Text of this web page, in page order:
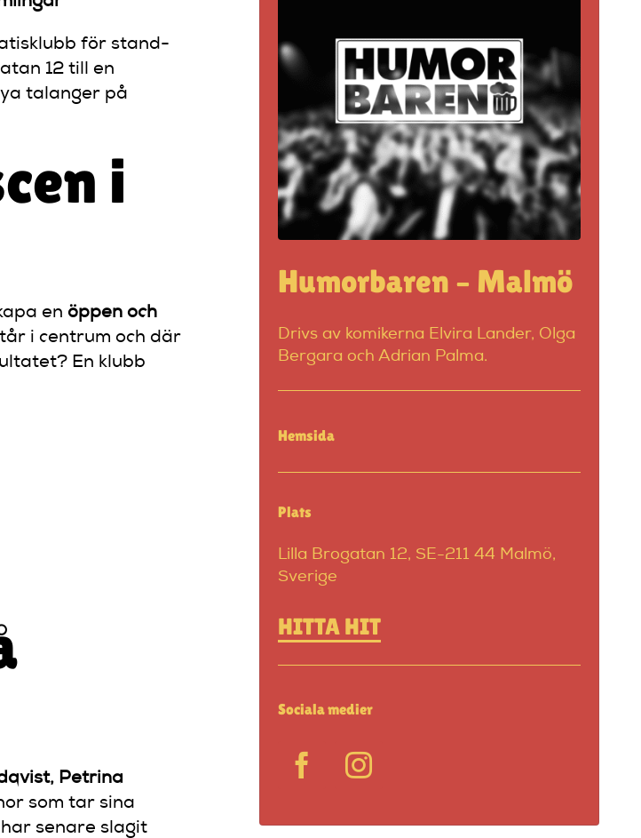
för stand-
12 till en
talanger på
i
en öppen och
i centrum och där
En klubb
Petrina
som tar sina
senare slagit
Humorbaren – Malmö
Drivs av komikerna Elvira Lander, Olga
Bergara och Adrian Palma.
Hemsida
Plats
Lilla Brogatan 12, SE-211 44 Malmö,
Sverige
HITTA HIT
Sociala medier